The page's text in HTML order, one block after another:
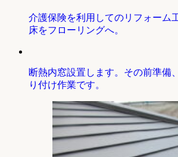
介護保険を利用してのリフォーム
床をフローリングへ。
断熱内窓設置します。その前準備
り付け作業です。